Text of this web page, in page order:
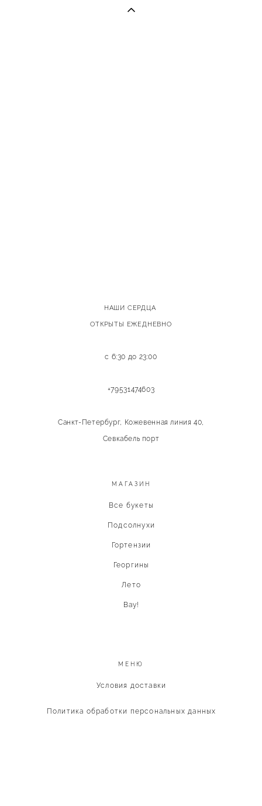
НАШИ СЕРДЦА
ОТКРЫТЫ ЕЖЕДНЕВНО
с 6:30 до 23:00
+79531474603
Санкт-Петербург, Кожевенная линия 40,
Севкабель порт
МАГАЗИН
Все букеты
Подсолнухи
Гортензии
Георгины
Лето
Вау!
МЕНЮ
Условия доставки
Политика обработки персональных данных